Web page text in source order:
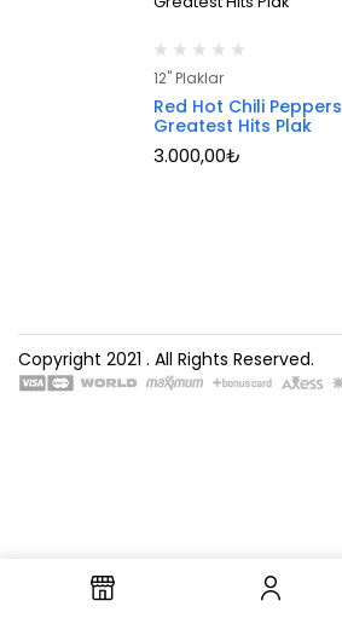
12" Plaklar
Red Hot Chili Peppers
Greatest Hits Plak
3.000,00₺
Copyright 2021 . All Rights Reserved.